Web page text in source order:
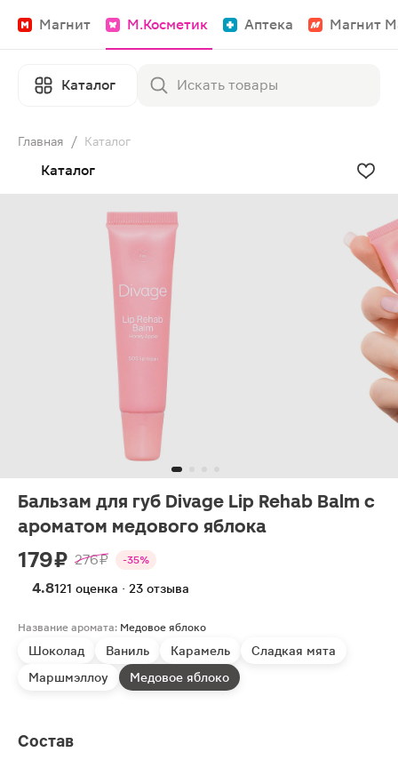
Магнит М.Косметик Аптека Магнит
Каталог
Главная / Каталог
Каталог
Бальзам для губ Divage Lip Rehab Balm с
ароматом медового яблока
179 ₽ 276 ₽ -35%
4.8121 оценка · 23 отзыва
Название аромата: Медовое яблоко
Шоколад Ваниль Карамель
Сладкая мята
Маршмэллоу
Медовое яблоко
Состав